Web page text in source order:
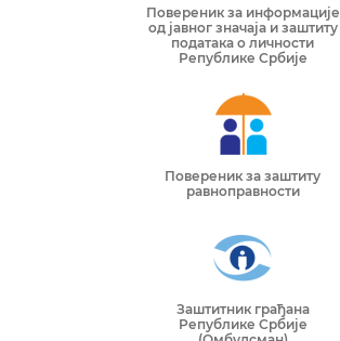
Повереник за информације
од јавног значаја и заштиту
података о личности
Републике Србије
Повереник за заштиту
равноправности
Заштитник грађана
Републике Србије